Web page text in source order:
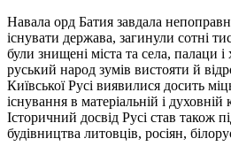
Навала орд Батия завдала
існувати держава, загинули сотні
були знищені міста та села, палаци
руський народ зумів вистояти й
Київської Русі виявилися досить
існування в матеріальній і духовній
Історичний досвід Русі став також
будівництва литовців, росіян,